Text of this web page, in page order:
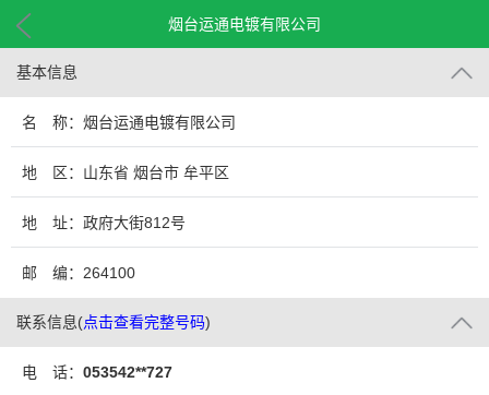
烟台运通电镀有限公司
基本信息
名 称：烟台运通电镀有限公司
地 区：山东省 烟台市 牟平区
地 址：政府大街812号
邮 编：264100
联系信息(点击查看完整号码)
电 话： 053542**727